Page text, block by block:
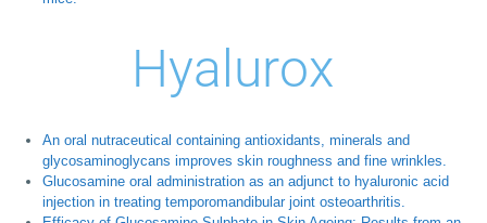
Hyalurox
An oral nutraceutical containing antioxidants, minerals and
glycosaminoglycans improves skin roughness and fine wrinkles.
Glucosamine oral administration as an adjunct to hyaluronic acid
injection in treating temporomandibular joint osteoarthritis.